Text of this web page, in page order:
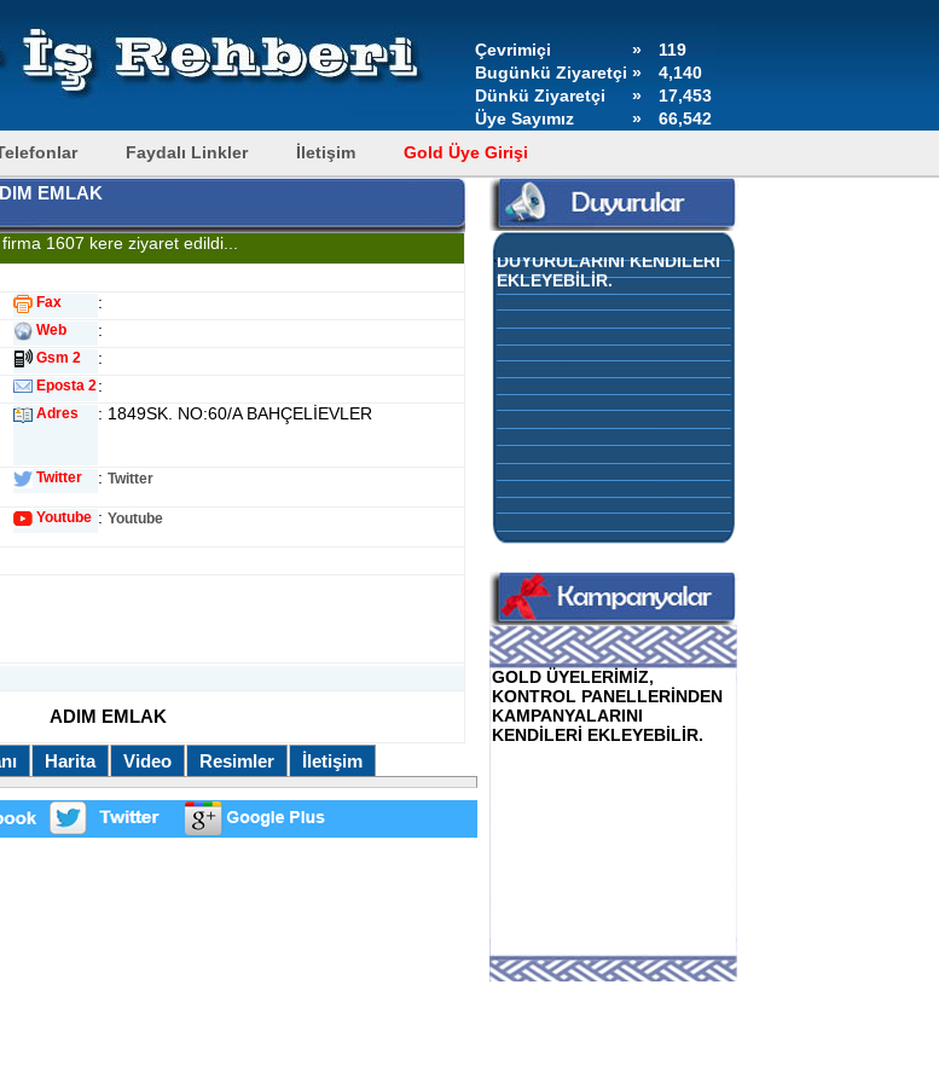
Çevrimiçi »
119
Bugünkü Ziyaretçi »
4,140
Dünkü Ziyaretçi
»
17,453
Üye Sayımız
»
66,542
Faydalı Linkler İletişim Gold Üye Girişi
EMLAK
1607 kere ziyaret edildi...
Fax :
Web :
Gsm 2 :
Eposta 2:
Adres : 1849SK. NO:60/A BAHÇELİEVLER
Twitter : Twitter
Youtube : Youtube
ADIM EMLAK
Harita Video Resimler İletişim
GOLD ÜYELERİMİZ,
KONTROL PANELLERİNDEN
DUYURULARINI KENDİLERİ
EKLEYEBİLİR.
GOLD ÜYELERİMİZ,
KONTROL PANELLERİNDEN
KAMPANYALARINI
KENDİLERİ EKLEYEBİLİR.